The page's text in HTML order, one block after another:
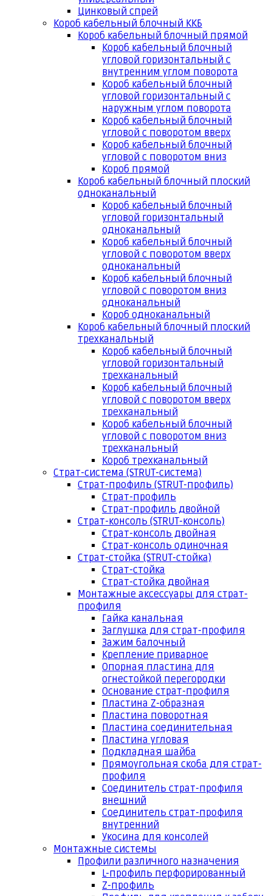
Цинковый спрей
Короб кабельный блочный ККБ
Короб кабельный блочный прямой
Короб кабельный блочный
угловой горизонтальный с
внутренним углом поворота
Короб кабельный блочный
угловой горизонтальный с
наружным углом поворота
Короб кабельный блочный
угловой с поворотом вверх
Короб кабельный блочный
угловой с поворотом вниз
Короб прямой
Короб кабельный блочный плоский
одноканальный
Короб кабельный блочный
угловой горизонтальный
одноканальный
Короб кабельный блочный
угловой с поворотом вверх
одноканальный
Короб кабельный блочный
угловой с поворотом вниз
одноканальный
Короб одноканальный
Короб кабельный блочный плоский
трехканальный
Короб кабельный блочный
угловой горизонтальный
трехканальный
Короб кабельный блочный
угловой с поворотом вверх
трехканальный
Короб кабельный блочный
угловой с поворотом вниз
трехканальный
Короб трехканальный
Страт-система (STRUT-система)
Страт-профиль (STRUT-профиль)
Страт-профиль
Страт-профиль двойной
Страт-консоль (STRUT-консоль)
Страт-консоль двойная
Страт-консоль одиночная
Страт-стойка (STRUT-стойка)
Страт-стойка
Страт-стойка двойная
Монтажные аксессуары для страт-
профиля
Гайка канальная
Заглушка для страт-профиля
Зажим балочный
Крепление приварное
Опорная пластина для
огнестойкой перегородки
Основание страт-профиля
Пластина Z-образная
Пластина поворотная
Пластина соединительная
Пластина угловая
Подкладная шайба
Прямоугольная скоба для страт-
профиля
Соединитель страт-профиля
внешний
Соединитель страт-профиля
внутренний
Укосина для консолей
Монтажные системы
Профили различного назначения
L-профиль перфорированный
Z-профиль